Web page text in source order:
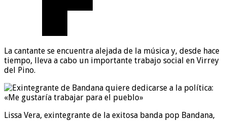
La cantante se encuentra alejada de la música y, desde hace
tiempo, lleva a cabo un importante trabajo social en Virrey
del Pino.
Lissa Vera, exintegrante de la exitosa banda pop Bandana,